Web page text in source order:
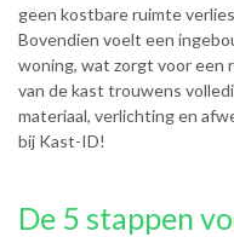
geen kostbare ruimte
Bovendien voelt een
woning, wat zorgt voor een
van de kast trouwens
materiaal, verlichting en
bij Kast-ID!
De 5 stappen